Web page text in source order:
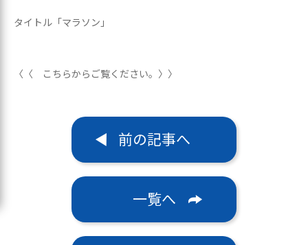
タイトル「マラソン」
〈〈 こちらからご覧ください。〉〉
前の記事へ
一覧へ